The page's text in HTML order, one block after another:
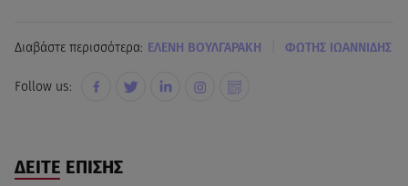
Διαβάστε περισσότερα: ΕΛΕΝΗ ΒΟΥΛΓΑΡΑΚΗ ΦΩΤΗΣ ΙΩΑΝΝΙΔΗΣ
Follow us:
ΔΕΙΤΕ ΕΠΙΣΗΣ